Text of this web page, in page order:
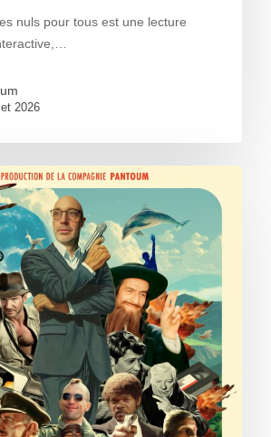
nuls pour tous est une lecture
2026